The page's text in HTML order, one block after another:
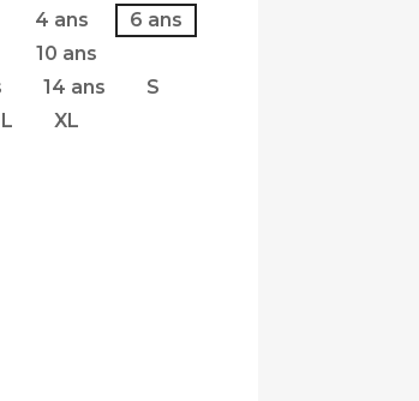
4 ans
6 ans
10 ans
14 ans
S
L XL